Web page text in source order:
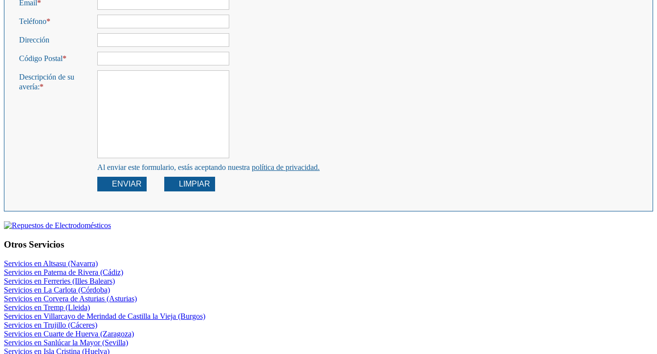
Email
Teléfono
Dirección
Código Postal
Descripción de su
avería:
Al enviar este formulario, estás aceptando nuestra política de privacidad.
ENVIAR
LIMPIAR
Otros Servicios
Servicios en Altsasu (Navarra)
Servicios en Paterna de Rivera (Cádiz)
Servicios en Ferreries (Illes Balears)
Servicios en La Carlota (Córdoba)
Servicios en Corvera de Asturias (Asturias)
Servicios en Tremp (Lleida)
Servicios en Villarcayo de Merindad de Castilla la Vieja (Burgos)
Servicios en Trujillo (Cáceres)
Servicios en Cuarte de Huerva (Zaragoza)
Servicios en Sanlúcar la Mayor (Sevilla)
Servicios en Isla Cristina (Huelva)